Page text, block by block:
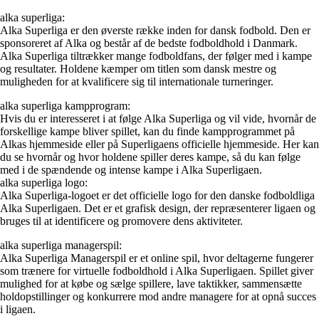
alka superliga:
Alka Superliga er den øverste række inden for dansk fodbold. Den er
sponsoreret af Alka og består af de bedste fodboldhold i Danmark.
Alka Superliga tiltrækker mange fodboldfans, der følger med i kampe
og resultater. Holdene kæmper om titlen som dansk mestre og
muligheden for at kvalificere sig til internationale turneringer.
alka superliga kampprogram:
Hvis du er interesseret i at følge Alka Superliga og vil vide, hvornår de
forskellige kampe bliver spillet, kan du finde kampprogrammet på
Alkas hjemmeside eller på Superligaens officielle hjemmeside. Her kan
du se hvornår og hvor holdene spiller deres kampe, så du kan følge
med i de spændende og intense kampe i Alka Superligaen.
alka superliga logo:
Alka Superliga-logoet er det officielle logo for den danske fodboldliga
Alka Superligaen. Det er et grafisk design, der repræsenterer ligaen og
bruges til at identificere og promovere dens aktiviteter.
alka superliga managerspil:
Alka Superliga Managerspil er et online spil, hvor deltagerne fungerer
som trænere for virtuelle fodboldhold i Alka Superligaen. Spillet giver
mulighed for at købe og sælge spillere, lave taktikker, sammensætte
holdopstillinger og konkurrere mod andre managere for at opnå succes
i ligaen.